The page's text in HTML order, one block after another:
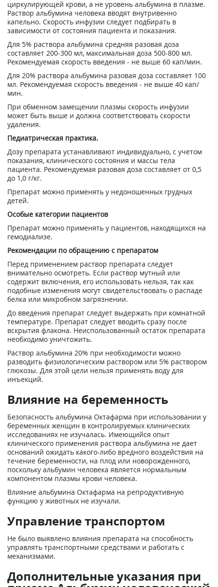
циркулирующей крови, а не уровень альбумина в плазме.
Раствор альбумина человека вводят внутривенно
капельно. Скорость инфузии следует подбирать в
зависимости от состояния пациента и показания.
Для 5% раствора альбумина средняя разовая доза
составляет 200-300 мл, максимальная доза 500-800 мл.
Рекомендуемая скорость введения - не выше 60 кап/мин.
Для 20% раствора альбумина разовая доза составляет 100
мл. Рекомендуемая скорость введения - не выше 40 кап/
мин.
При обменном замещении плазмы скорость инфузии
может быть выше и должна соответствовать скорости
удаления.
Педиатрическая практика.
Дозу препарата устанавливают индивидуально, с учетом
показания, клинического состояния и массы тела
пациента. Рекомендуемая разовая доза составляет от 0,5
до 1,0 г/кг.
Препарат можно применять у недоношенных грудных
детей.
Особые категории пациентов
Препарат можно применять у пациентов, находящихся на
гемодиализе.
Рекомендации по обращению с препаратом
Перед применением раствор препарата следует
внимательно осмотреть. Если раствор мутный или
содержит включения, его использовать нельзя, так как
подобные изменения могут свидетельствовать о распаде
белка или микробном загрязнении.
До введения препарат следует выдержать при комнатной
температуре. Препарат следует вводить сразу после
вскрытия флакона. Неиспользованный остаток препарата
необходимо уничтожить.
Раствор альбумина 20% при необходимости можно
разводить физиологическим раствором или 5% раствором
глюкозы. Для этой цели нельзя применять воду для
инъекций.
Влияние на беременность
Безопасность альбумина Октафарма при использовании у
беременных женщин в контролируемых клинических
исследованиях не изучалась. Имеющийся опыт
клинического применения раствора альбумина не дает
оснований ожидать какого-либо вредного воздействия на
течение беременности, на плод или новорожденного,
поскольку альбумин человека является нормальным
компонентом плазмы крови человека.
Влияние альбумина Октафарма на репродуктивную
функцию у животных не изучали.
Управление транспортом
Не было выявлено влияния препарата на способность
управлять транспортными средствами и работать с
механизмами.
Дополнительные указания при